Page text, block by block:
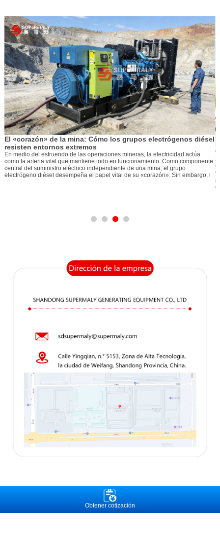
El «corazón» de la mina: Cómo los grupos electrógenos diésel
resisten entornos extremos
En medio del estruendo de las operaciones mineras, la electricidad actúa
como la arteria vital que mantiene todo en funcionamiento. Como componente
central del suministro eléctrico independiente de una mina, el grupo
electrógeno diésel desempeña el papel vital de su «corazón». Sin embargo, l
Obtener cotización